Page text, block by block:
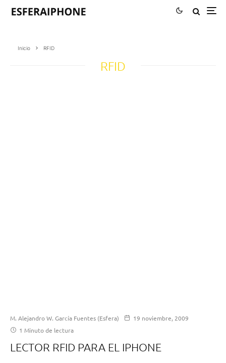
Inicio RFID
RFID
M. Alejandro W. García Fuentes (Esfera)
19 noviembre, 2009
1 Minuto de lectura
LECTOR RFID PARA EL IPHONE